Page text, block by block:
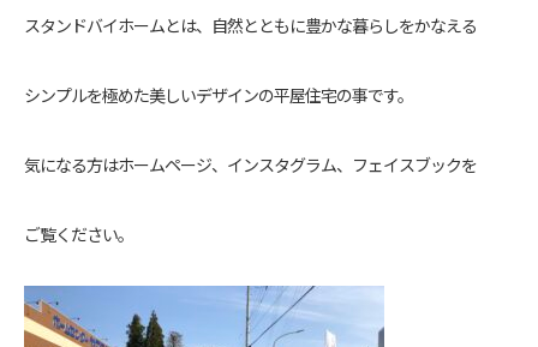
スタンドバイホームとは、自然とともに豊かな暮らしをかなえる
シンプルを極めた美しいデザインの平屋住宅の事です。
気になる方はホームページ、インスタグラム、フェイスブックを
ご覧ください。